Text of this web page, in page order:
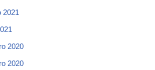
2021
2020
2020